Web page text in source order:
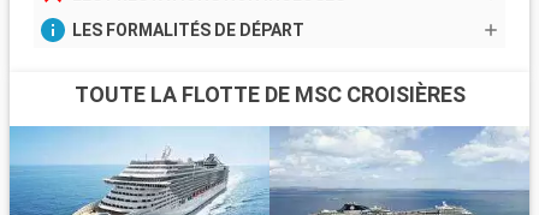
LES FORMALITÉS DE DÉPART
TOUTE LA FLOTTE DE MSC CROISIÈRES